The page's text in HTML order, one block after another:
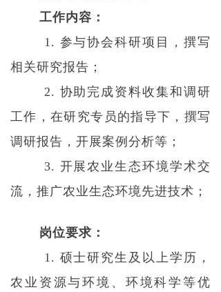
工作内容：
1. 参与协会科研项目，撰写
相关研究报告；
2. 协助完成资料收集和调研
工作，在研究专员的指导下，撰写
调研报告，开展案例分析等；
3. 开展农业生态环境学术交
流，推广农业生态环境先进技术；
岗位要求：
1. 硕士研究生及以上学历，
农业资源与环境、环境科学等优